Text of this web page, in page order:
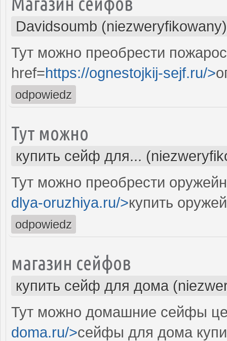
Davidsoumb (niezweryfikowany)
Тут можно преобрести
href=https://ognestojkij-sejf.ru/>
odpowiedz
Тут можно
купить сейф для...
Тут можно преобрести
dlya-oruzhiya.ru/>купить
odpowiedz
магазин сейфов
купить сейф для дома
Тут можно домашние сейфы
doma.ru/>сейфы для дома